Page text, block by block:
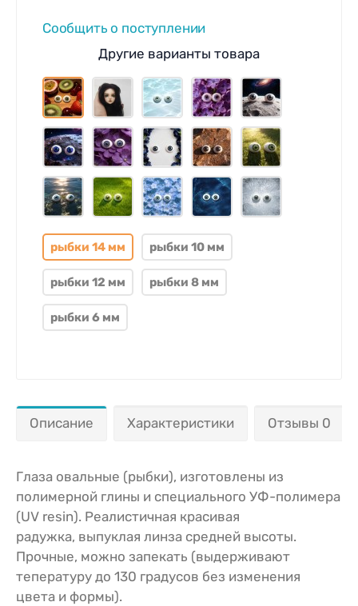
Сообщить о поступлении
Другие варианты товара
рыбки 14 мм рыбки 10 мм
рыбки 12 мм рыбки 8 мм
рыбки 6 мм
Описание Характеристики Отзывы 0
Глаза овальные (рыбки), изготовлены из
полимерной глины и специального УФ-полимера
(UV resin). Реалистичная красивая
радужка, выпуклая линза средней высоты.
Прочные, можно запекать (выдерживают
тепературу до 130 градусов без изменения
цвета и формы).